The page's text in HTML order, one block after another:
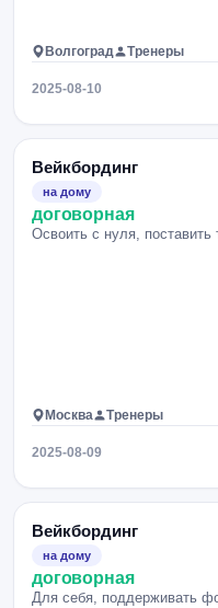
Волгоград Тренеры
2025-08-10
Вейкбординг
на дому
договорная
Освоить с нуля, поставить
Москва Тренеры
2025-08-09
Вейкбординг
на дому
договорная
Для себя, поддерживать